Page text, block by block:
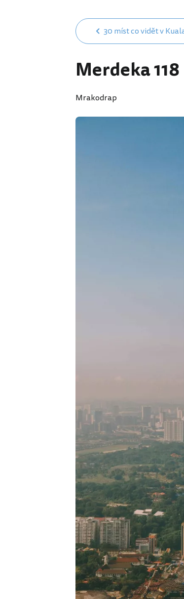
30 míst co vidět v
Merdeka 118
Mrakodrap